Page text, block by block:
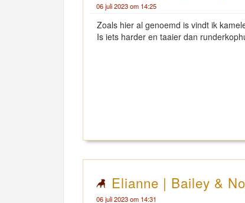
06 juli 2023 om 14:25
Zoals hier al genoemd is vindt ik
Is iets harder en taaier dan
Elianne | Bailey &
06 juli 2023 om 14:31